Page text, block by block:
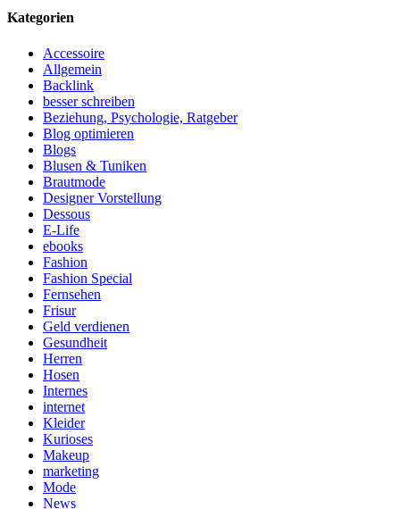
Kategorien
Accessoire
Allgemein
Backlink
besser schreiben
Beziehung, Psychologie, Ratgeber
Blog optimieren
Blogs
Blusen & Tuniken
Brautmode
Designer Vorstellung
Dessous
E-Life
ebooks
Fashion
Fashion Special
Fernsehen
Frisur
Geld verdienen
Gesundheit
Herren
Hosen
Internes
internet
Kleider
Kurioses
Makeup
marketing
Mode
News